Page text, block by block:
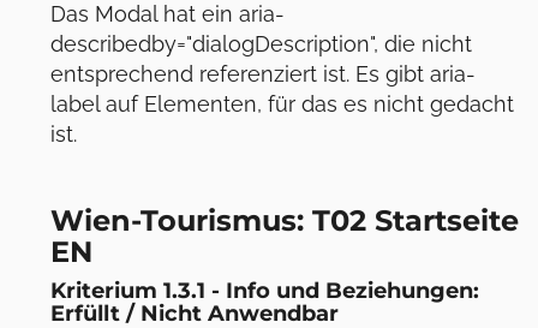
Das Modal hat ein aria-
describedby="dialogDescription", die nicht
entsprechend referenziert ist. Es gibt aria-
label auf Elementen, für das es nicht gedacht
ist.
Wien-Tourismus: T02 Startseite
EN
Kriterium 1.3.1 - Info und Beziehungen:
Erfüllt / Nicht Anwendbar